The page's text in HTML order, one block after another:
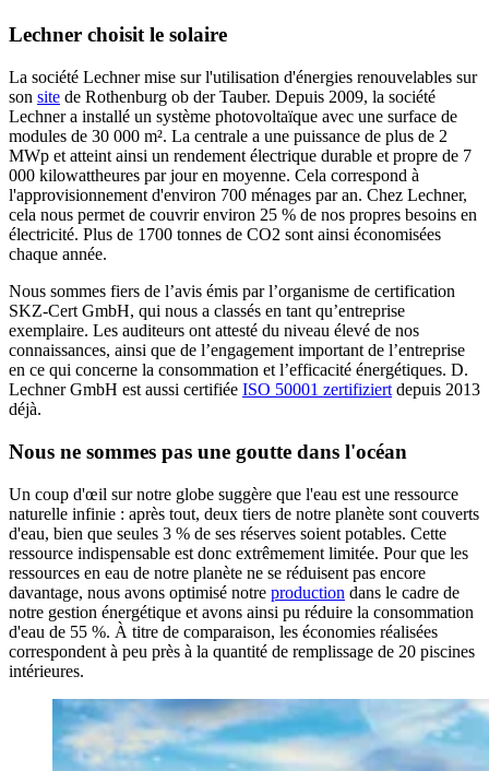
Lechner choisit le solaire
La société Lechner mise sur l'utilisation d'énergies renouvelables sur
son site de Rothenburg ob der Tauber. Depuis 2009, la société
Lechner a installé un système photovoltaïque avec une surface de
modules de 30 000 m². La centrale a une puissance de plus de 2
MWp et atteint ainsi un rendement électrique durable et propre de 7
000 kilowattheures par jour en moyenne. Cela correspond à
l'approvisionnement d'environ 700 ménages par an. Chez Lechner,
cela nous permet de couvrir environ 25 % de nos propres besoins en
électricité. Plus de 1700 tonnes de CO2 sont ainsi économisées
chaque année.
Nous sommes fiers de l’avis émis par l’organisme de certification
SKZ-Cert GmbH, qui nous a classés en tant qu’entreprise
exemplaire. Les auditeurs ont attesté du niveau élevé de nos
connaissances, ainsi que de l’engagement important de l’entreprise
en ce qui concerne la consommation et l’efficacité énergétiques. D.
Lechner GmbH est aussi certifiée ISO 50001 zertifiziert depuis 2013
déjà.
Nous ne sommes pas une goutte dans l'océan
Un coup d'œil sur notre globe suggère que l'eau est une ressource
naturelle infinie : après tout, deux tiers de notre planète sont couverts
d'eau, bien que seules 3 % de ses réserves soient potables. Cette
ressource indispensable est donc extrêmement limitée. Pour que les
ressources en eau de notre planète ne se réduisent pas encore
davantage, nous avons optimisé notre production dans le cadre de
notre gestion énergétique et avons ainsi pu réduire la consommation
d'eau de 55 %. À titre de comparaison, les économies réalisées
correspondent à peu près à la quantité de remplissage de 20 piscines
intérieures.